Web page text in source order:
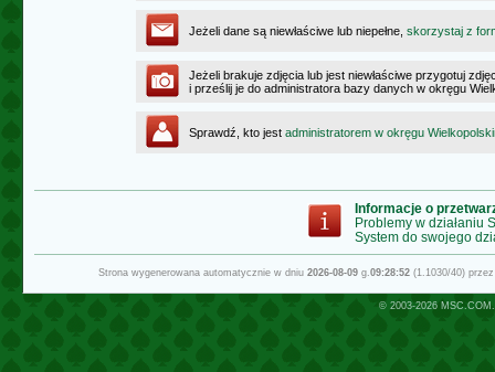
Jeżeli dane są niewłaściwe lub niepełne, skorzystaj z
Jeżeli brakuje zdjęcia lub jest niewłaściwe przygotuj
i prześlij je do administratora bazy danych w okręgu
Sprawdź, kto jest administratorem w okręgu
Informacje o
Problemy w działaniu
System do swojego
Strona wygenerowana automatycznie w dniu 2026-08-09g.09:28:52(1.1030/40)
© 2003-2026